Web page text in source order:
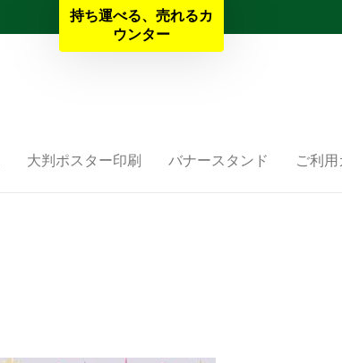
夏季休業と納期のお知らせ
大判ポスター印刷 バナースタンド ご利
持ち運べる、売れるカ
ウンター